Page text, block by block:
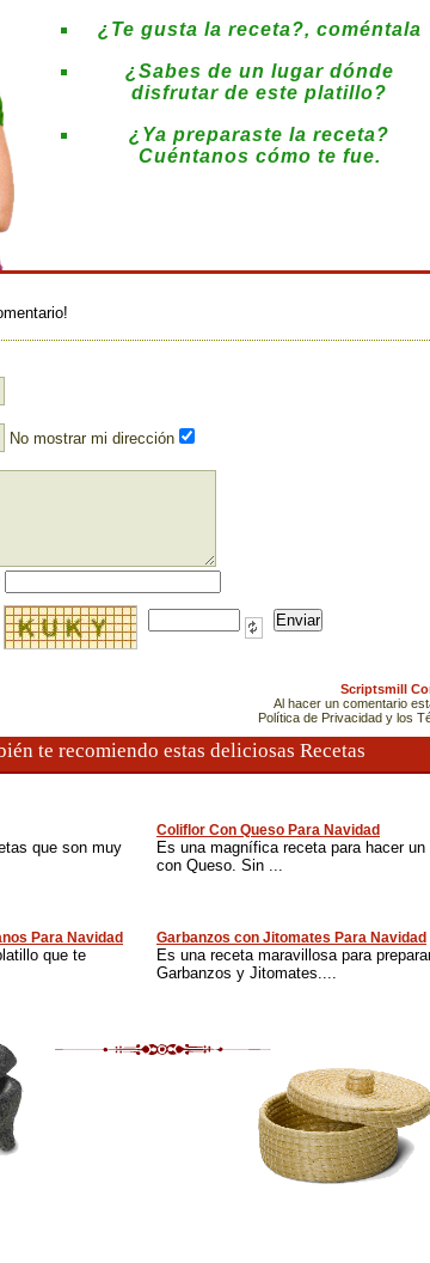
¿Te gusta la receta?, coméntala
¿Sabes de un lugar dónde
disfrutar de este platillo?
¿Ya preparaste la receta?
Cuéntanos cómo te fue.
No mostrar mi dirección
Scriptsmill
Al hacer un comentario
Política de Privacidad y los
te recomiendo estas deliciosas Recetas
que son muy
Coliflor Con Queso Para Navidad
Es una magnífica receta para hacer
con Queso. Sin ...
Para Navidad
que te
Garbanzos con Jitomates Para Navidad
Es una receta maravillosa para
Garbanzos y Jitomates....